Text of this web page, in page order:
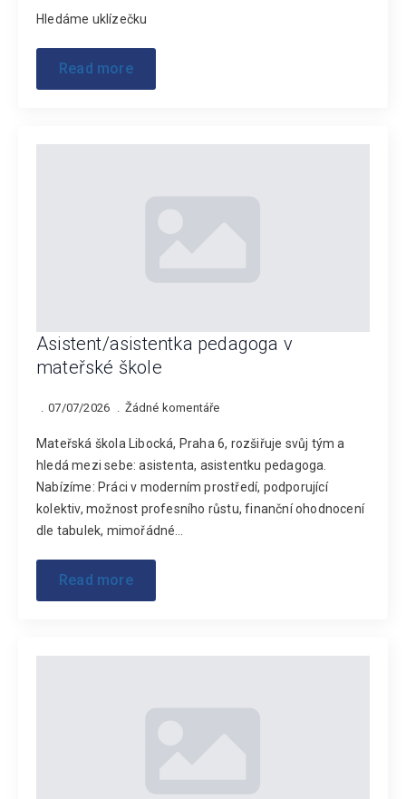
Hledáme uklízečku
Read more
Asistent/asistentka pedagoga v
mateřské škole
07/07/2026 Žádné komentáře
Mateřská škola Libocká, Praha 6, rozšiřuje svůj tým a
hledá mezi sebe: asistenta, asistentku pedagoga.
Nabízíme: Práci v moderním prostředí, podporující
kolektiv, možnost profesního růstu, finanční ohodnocení
dle tabulek, mimořádné…
Read more